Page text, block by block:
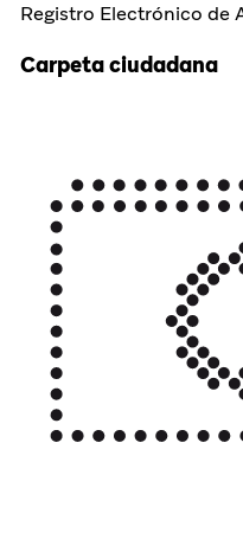
Registro Electrónico de
Carpeta ciudadana